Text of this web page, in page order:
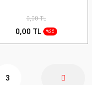
0,00 TL
0,00 TL %25
3